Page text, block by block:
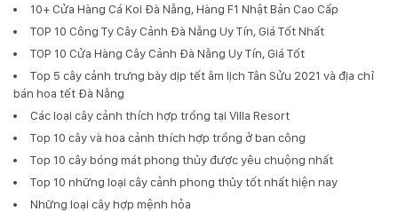
10+ Cửa Hàng Cá Koi Đà Nẵng, Hàng F1 Nhật Bản Cao Cấp
TOP 10 Công Ty Cây Cảnh Đà Nẵng Uy Tín, Giá Tốt Nhất
TOP 10 Cửa Hàng Cây Cảnh Đà Nẵng Uy Tín, Giá Tốt
Top 5 cây cảnh trưng bày dịp tết âm lịch Tân Sửu 2021 và địa chỉ
bán hoa tết Đà Nẵng
Các loại cây cảnh thích hợp trồng tại Villa Resort
Top 10 cây và hoa cảnh thích hợp trồng ở ban công
Top 10 cây bóng mát phong thủy được yêu chuộng nhất
Top 10 những loại cây cảnh phong thủy tốt nhất hiện nay
Những loại cây hợp mệnh hỏa